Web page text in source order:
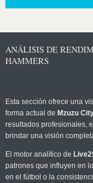
ANÁLISIS DE
HAMMERS
Esta sección ofrece una
forma actual de Mzuzu
resultados profesionales,
brindar una visión
El motor analítico de
patrones que influyen en
en el fútbol o la